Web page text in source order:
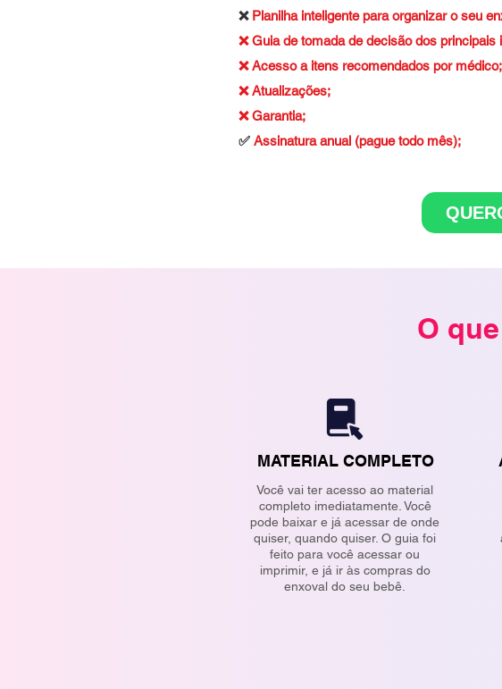
❌ Planilha inteligente para organizar o seu
❌ Guia de tomada de decisão dos principais
❌ Acesso a itens recomendados por médico;
❌ Atualizações;
❌ Garantia;
✅ Assinatura anual (pague todo mês);
O
MATERIAL COMPLETO
Você vai ter acesso ao material
completo imediatamente. Você
pode baixar e já acessar de onde
quiser, quando quiser. O guia foi
feito para você acessar ou
imprimir, e já ir às compras do
enxoval do seu bebê.